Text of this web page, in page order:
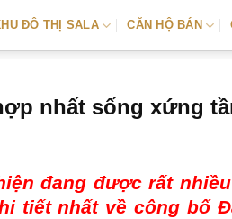
ĐÔ THỊ SALA CĂN HỘ BÁN
nhất sống xứng
đang được rất
tiết nhất về công bố